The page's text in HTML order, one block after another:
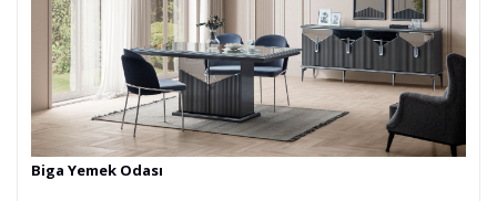
Biga Yemek Odası